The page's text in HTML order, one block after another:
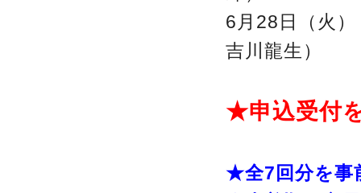
6月28日（火
吉川龍生）
★申込受付
★全7回分を